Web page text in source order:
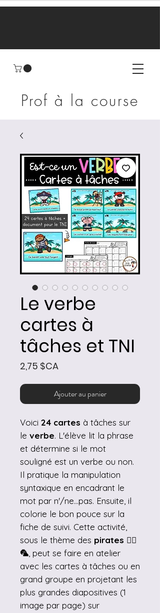
Prof à la course
Le verbe
cartes à
tâches et TNI
2,75 $CAPrix
Ajouter au panier
Voici 24 cartes à tâches sur
le verbe. L'élève lit la phrase
et détermine si le mot
souligné est un verbe ou non.
Il pratique la manipulation
syntaxique en encadrant le
mot par n'/ne...pas. Ensuite, il
colorie le bon pouce sur la
fiche de suivi. Cette activité,
sous le thème des pirates 🏴‍☠️
🦜, peut se faire en atelier
avec les cartes à tâches ou en
grand groupe en projetant les
plus grandes diapositives (1
image par page) sur